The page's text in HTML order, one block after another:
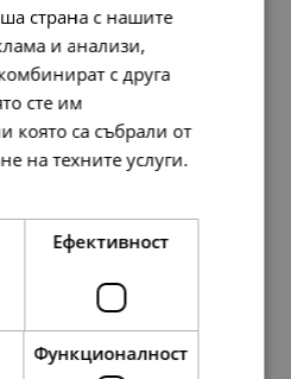
страна с нашите
и анализи,
с друга
сте им
която са събрали от
на техните услуги.
Ефективност
Функционалност